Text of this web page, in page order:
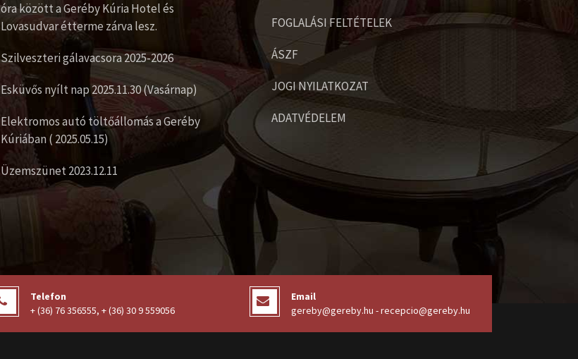
óra között a Geréby Kúria Hotel és
Lovasudvar étterme zárva lesz.
Szilveszteri gálavacsora 2025-2026
Esküvős nyílt nap 2025.11.30 (Vasárnap)
Elektromos autó töltőállomás a Geréby
Kúriában ( 2025.05.15)
Üzemszünet 2023.12.11
FOGLALÁSI FELTÉTELEK
ÁSZF
JOGI NYILATKOZAT
ADATVÉDELEM
Telefon
+ (36) 76 356555, + (36) 30 9 559056
Email
gereby@gereby.hu - recepcio@gereby.hu